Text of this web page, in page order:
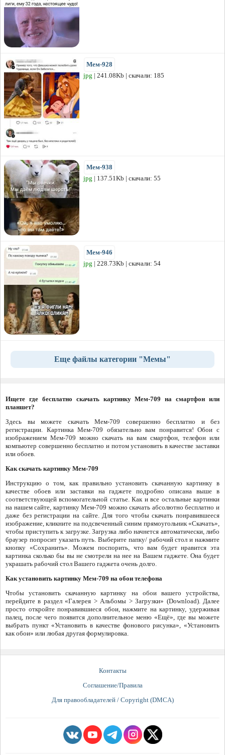
Мем-928
jpg | 241.08Kb | скачали: 185
Мем-938
jpg | 137.51Kb | скачали: 55
Мем-946
jpg | 228.73Kb | скачали: 54
Еще файлы категории "Мемы"
Ищете где бесплатно скачать картинку Мем-709 на смартфон или
планшет?
Здесь вы можете скачать Мем-709 совершенно бесплатно и без
регистрации. Картинка Мем-709 обязательно вам понравится! Обои с
изображением Мем-709 можно скачать на вам смартфон, телефон или
компьютер совершенно бесплатно и потом установить в качестве заставки
или обоев.
Как скачать картинку Мем-709
Инструкцию о том, как правильно установить скачанную картинку в
качестве обоев или заставки на гаджете подробно описана выше в
соответствующей вспомогательной статье. Как и все остальные картинки
на нашем сайте, картинку Мем-709 можно скачать абсолютно бесплатно и
даже без регистрации на сайте. Для того чтобы скачать понравившееся
изображение, кликните на подсвеченный синим прямоугольник «Скачать»,
чтобы приступить к загрузке. Загрузка либо начнется автоматически, либо
браузер попросит указать путь. Выберите папку/ рабочий стол и нажмите
кнопку «Сохранить». Можем поспорить, что вам будет нравится эта
картинка сколько бы вы не смотрели на нее на Вашем гаджете. Она будет
украшать рабочий стол Вашего гаджета очень долго.
Как установить картинку Мем-709 на обои телефона
Чтобы установить скачанную картинку на обои вашего устройства,
перейдите в раздел «Галерея > Альбомы > Загрузки» (Download). Далее
просто откройте понравившиеся обои, нажмите на картинку, удерживая
палец, после чего появится дополнительное меню «Ещё», где вы можете
выбрать пункт «Установить в качестве фонового рисунка», «Установить
как обои» или любая другая формулировка.
Контакты
Соглашение/Правила
Для правообладателей / Copyright (DMCA)